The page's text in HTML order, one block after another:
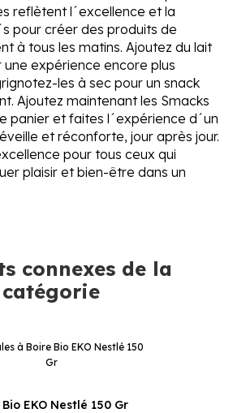
reflètent l´excellence et la
pour créer des produits de
à tous les matins. Ajoutez du lait
expérience encore plus
les à sec pour un snack
Ajoutez maintenant les Smacks
panier et faites l´expérience d´un
et réconforte, jour après jour.
pour tous ceux qui
plaisir et bien-être dans un
connexes de la
catégorie
EKO Nestlé 150 Gr